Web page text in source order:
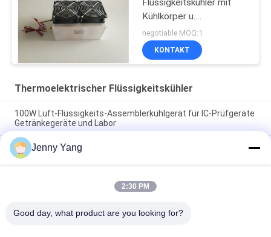
Flüssigkeitskühler mit
Kühlkörper u.
Kälteleistung 300W
negotiable MOQ:1
KONTAKT
Thermoelektrischer Flüssigkeitskühler
100W Luft-Flüssigkeits-Assemblerkühlgerät für IC-Prüfgeräte
Getränkegeräte und Labor
Kompakte thermoelektrische Flüssigkeitskühlgeräte mit
Hochdichte-Wärmeabnehmern und Name-Ventilatoren für die
Wärmeverteilung im Labor
190W Hochleistungs-Wärmeelektrische Flüssigkeitskühler für
Jenny Yang
2:30 PM
Good day, what product are you looking for?